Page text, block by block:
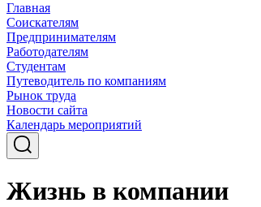
Главная
Соискателям
Предпринимателям
Работодателям
Студентам
Путеводитель по компаниям
Рынок труда
Новости сайта
Календарь мероприятий
Жизнь в компании